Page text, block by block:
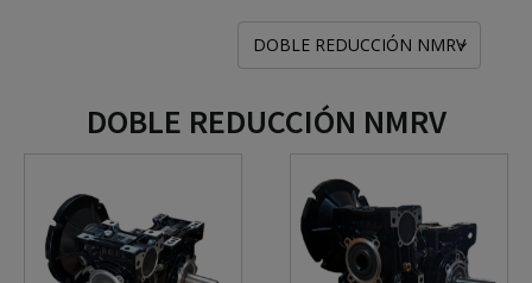
DOBLE REDUCCIÓN NMRV
DOBLE REDUCCIÓN NMRV